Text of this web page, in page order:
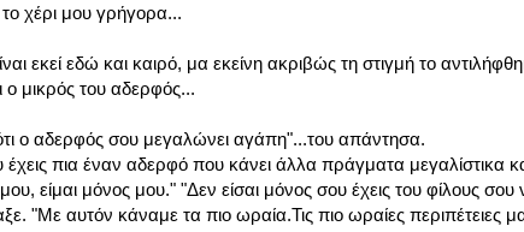
χέρι μου γρήγορα...
εκεί εδώ και καιρό, μα εκείνη ακριβώς τη στιγμή το
ο μικρός του αδερφός...
ο αδερφός σου μεγαλώνει αγάπη"...του απάντησα.
πια έναν αδερφό που κάνει άλλα πράγματα μεγαλίστικα
είμαι μόνος μου." "Δεν είσαι μόνος σου έχεις του φίλους σου
αυτόν κάναμε τα πιο ωραία.Τις πιο ωραίες περιπέτειες